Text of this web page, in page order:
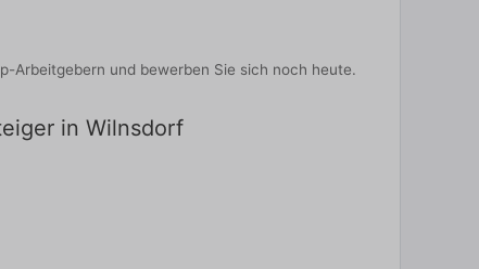
Arbeitgebern und bewerben Sie sich noch heute.
in Wilnsdorf